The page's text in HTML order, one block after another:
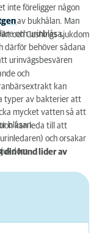
inte föreligger någon
av bukhålan. Man
och urinblåsa.
och Cushings sjukdom
därför behöver sådana
urinvägsbesvären
och
kan
typer av bakterier att
mycket vatten så att
blåsan.
kan leda till att
och orsakar
din hund lider av